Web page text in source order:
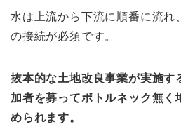
水は上流から下流に順番に流れ
の接続が必須です。
抜本的な土地改良事業が実施す
加者を募ってボトルネック無く
められます。